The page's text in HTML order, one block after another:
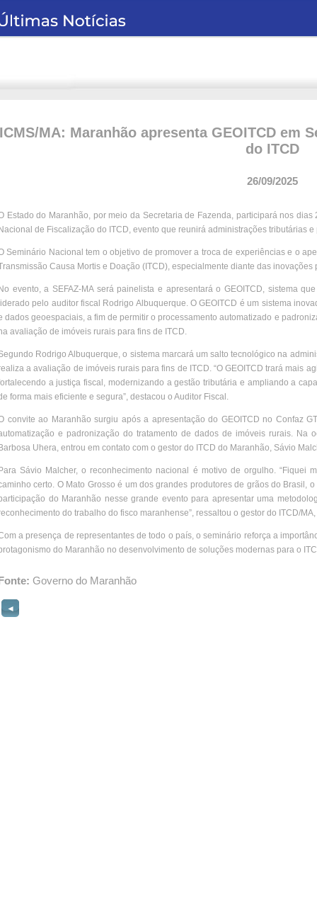
ICMS/MA: Maranhão apresenta GEOITCD em
do ITCD
26/09/2025
Estado do Maranhão, por meio da Secretaria de Fazenda, participará nos
de Fiscalização do ITCD, evento que reunirá administrações tributárias
Seminário Nacional tem o objetivo de promover a troca de experiências e o
Causa Mortis e Doação (ITCD), especialmente diante das
evento, a SEFAZ-MA será painelista e apresentará o GEOITCD, sistema
pelo auditor fiscal Rodrigo Albuquerque. O GEOITCD é um sistema
dados geoespaciais, a fim de permitir o processamento automatizado e
avaliação de imóveis rurais para fins de ITCD.
Rodrigo Albuquerque, o sistema marcará um salto tecnológico na
a avaliação de imóveis rurais para fins de ITCD. “O GEOITCD trará mais
a justiça fiscal, modernizando a gestão tributária e ampliando a
forma mais eficiente e segura”, destacou o Auditor Fiscal.
convite ao Maranhão surgiu após a apresentação do GEOITCD no Confaz
e padronização do tratamento de dados de imóveis rurais. Na
Uhera, entrou em contato com o gestor do ITCD do Maranhão, Sávio
Sávio Malcher, o reconhecimento nacional é motivo de orgulho.
certo. O Mato Grosso é um dos grandes produtores de grãos do Brasil,
do Maranhão nesse grande evento para apresentar uma
do trabalho do fisco maranhense”, ressaltou o gestor do ITCD/
a presença de representantes de todo o país, o seminário reforça a
do Maranhão no desenvolvimento de soluções modernas para o
Governo do Maranhão
◄